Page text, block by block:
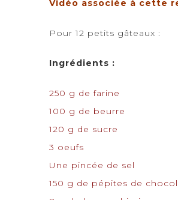
Vidéo associée à cette
Pour 12 petits gâteaux :
Ingrédients :
250 g de farine
100 g de beurre
120 g de sucre
3 oeufs
Une pincée de sel
150 g de pépites de